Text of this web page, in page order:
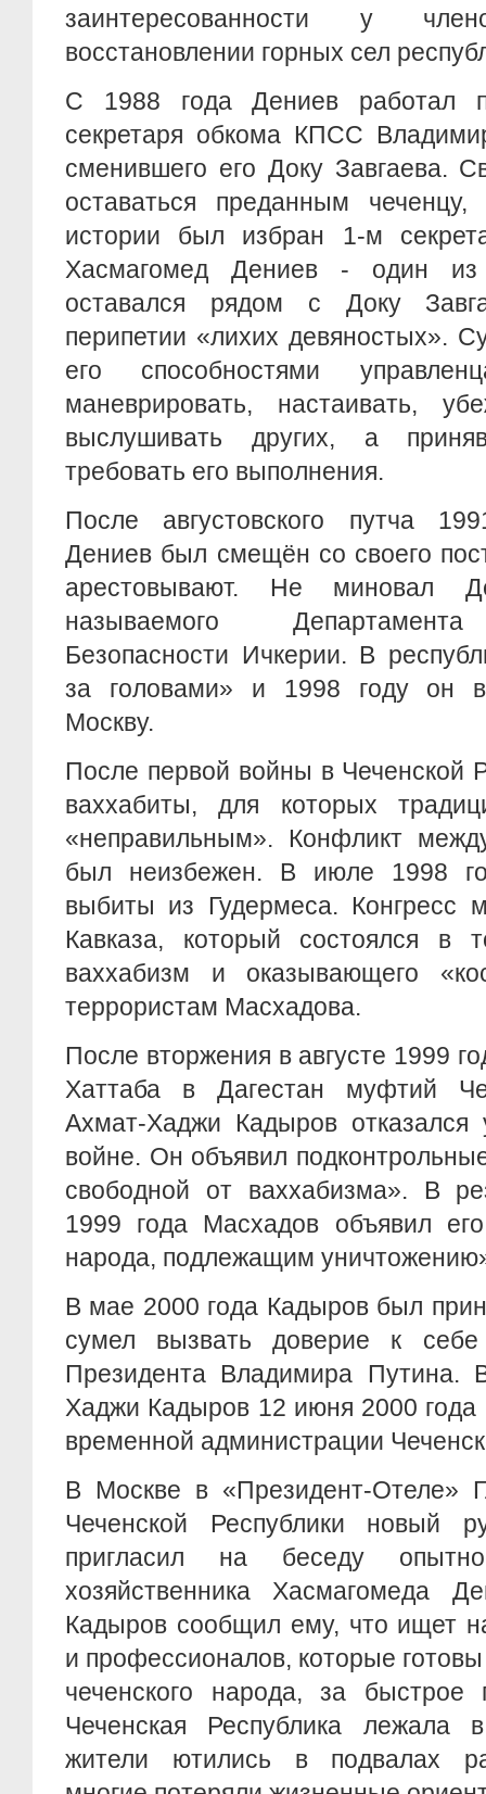
заинтересованности у
восстановлении горных сел
С 1988 года Дениев работал
секретаря обкома КПСС
сменившего его Доку Завгаева.
оставаться преданным
истории был избран 1-м
Хасмагомед Дениев - один из
оставался рядом с Доку
перипетии «лихих девяностых».
его способностями
маневрировать, настаивать,
выслушивать других, а
требовать его выполнения.
После августовского путча
Дениев был смещён со своего
арестовывают. Не миновал
называемого Департамента
Безопасности Ичкерии. В
за головами» и 1998 году он
Москву.
После первой войны в Чеченской
ваххабиты, для которых
«неправильным». Конфликт
был неизбежен. В июле 1998
выбиты из Гудермеса. Конгресс
Кавказа, который состоялся в
ваххабизм и оказывающего
террористам Масхадова.
После вторжения в августе 1999
Хаттаба в Дагестан муфтий
Ахмат-Хаджи Кадыров отказался
войне. Он объявил
свободной от ваххабизма». В
1999 года Масхадов объявил
народа, подлежащим
В мае 2000 года Кадыров был
сумел вызвать доверие к
Президента Владимира Путина.
Хаджи Кадыров 12 июня 2000 года
временной администрации
В Москве в «Президент-Отеле»
Чеченской Республики новый
пригласил на беседу
хозяйственника Хасмагомеда
Кадыров сообщил ему, что ищет
и профессионалов, которые
чеченского народа, за быстрое
Чеченская Республика лежала
жители ютились в подвалах